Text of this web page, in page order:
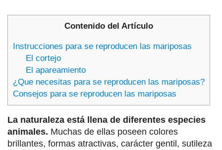
Contenido del Artículo
Instrucciones para se reproducen las mariposas
El cortejo
El apareamiento
¿Que necesitas para se reproducen las mariposas?
Consejos para se reproducen las mariposas
La naturaleza está llena de diferentes especies
animales. Muchas de ellas poseen colores
brillantes, formas atractivas, carácter gentil, sutileza